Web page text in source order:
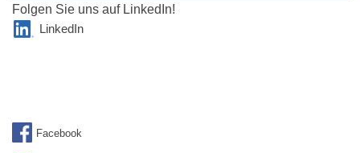
Folgen Sie uns auf LinkedIn!
LinkedIn
Facebook